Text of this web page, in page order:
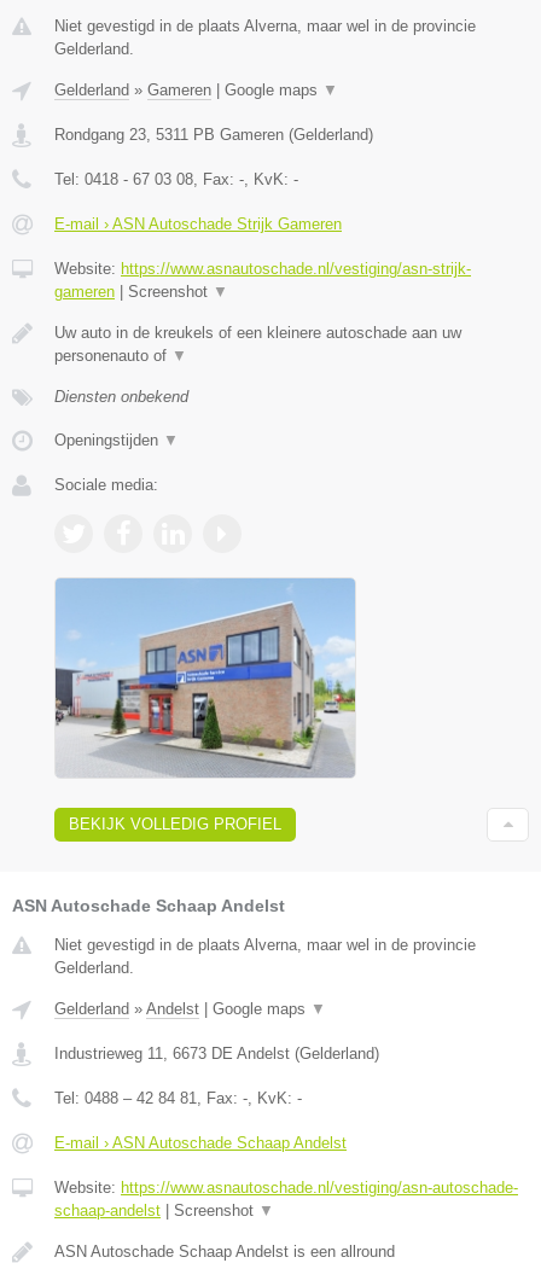
Niet gevestigd in de plaats Alverna, maar wel in de provincie
Gelderland.
Gelderland » Gameren Google maps ▼
Rondgang 23, 5311 PB Gameren (Gelderland)
Tel: 0418 - 67 03 08, Fax: -, KvK: -
E-mail › ASN Autoschade Strijk Gameren
Website: https://www.asnautoschade.nl/vestiging/asn-strijk-
gameren
Screenshot ▼
Uw auto in de kreukels of een kleinere autoschade aan uw
personenauto of ▼
Diensten onbekend
Openingstijden ▼
Sociale media:
BEKIJK VOLLEDIG PROFIEL
ASN Autoschade Schaap Andelst
Niet gevestigd in de plaats Alverna, maar wel in de provincie
Gelderland.
Gelderland » Andelst Google maps ▼
Industrieweg 11 6673 DE Andelst (Gelderland)
Tel: 0488 – 42 84 81 , Fax: - , KvK: -
E-mail › ASN Autoschade Schaap Andelst
Website: https://www.asnautoschade.nl/vestiging/asn-autoschade-
schaap-andelst
Screenshot ▼
ASN Autoschade Schaap Andelst is een allround